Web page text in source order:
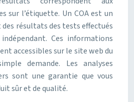
sur l’étiquette. Un COA est un
résultats des tests effectués
Ces informations
accessibles sur le site web du
demande. Les analyses
sont une garantie que vous
sûr et de qualité.